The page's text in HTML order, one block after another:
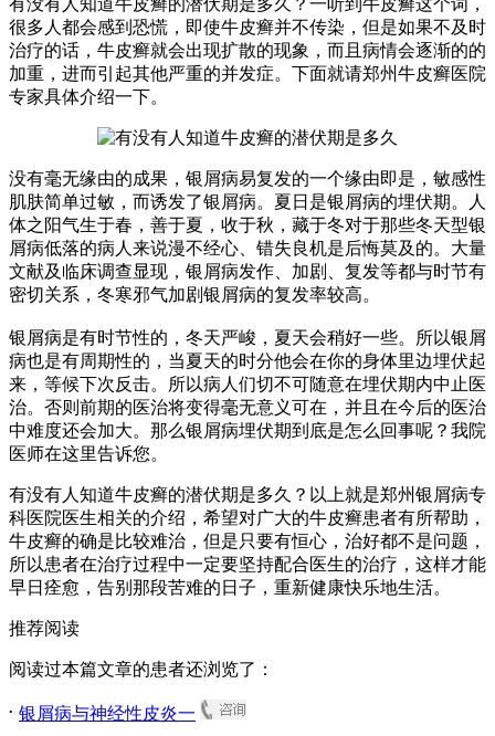
有没有人知道牛皮癣的潜伏期是多久？一听到牛皮癣这个词，
很多人都会感到恐慌，即使牛皮癣并不传染，但是如果不及时
治疗的话，牛皮癣就会出现扩散的现象，而且病情会逐渐的的
加重，进而引起其他严重的并发症。下面就请郑州牛皮癣医院
专家具体介绍一下。
没有毫无缘由的成果，银屑病易复发的一个缘由即是，敏感性
肌肤简单过敏，而诱发了银屑病。夏日是银屑病的埋伏期。人
体之阳气生于春，善于夏，收于秋，藏于冬对于那些冬天型银
屑病低落的病人来说漫不经心、错失良机是后悔莫及的。大量
文献及临床调查显现，银屑病发作、加剧、复发等都与时节有
密切关系，冬寒邪气加剧银屑病的复发率较高。
银屑病是有时节性的，冬天严峻，夏天会稍好一些。所以银屑
病也是有周期性的，当夏天的时分他会在你的身体里边埋伏起
来，等候下次反击。所以病人们切不可随意在埋伏期内中止医
治。否则前期的医治将变得毫无意义可在，并且在今后的医治
中难度还会加大。那么银屑病埋伏期到底是怎么回事呢？我院
医师在这里告诉您。
有没有人知道牛皮癣的潜伏期是多久？以上就是郑州银屑病专
科医院医生相关的介绍，希望对广大的牛皮癣患者有所帮助，
牛皮癣的确是比较难治，但是只要有恒心，治好都不是问题，
所以患者在治疗过程中一定要坚持配合医生的治疗，这样才能
早日痊愈，告别那段苦难的日子，重新健康快乐地生活。
推荐阅读
阅读过本篇文章的患者还浏览了：
. 银屑病与神经性皮炎一